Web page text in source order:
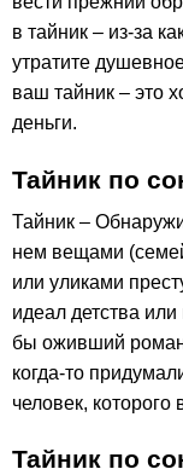
в тайник – из-за
утратите
ваш тайник – это
деньги.
Тайник по
Тайник –
нем вещами
или уликами
идеал детства
бы оживший
когда-то
человек, которого
Тайник по